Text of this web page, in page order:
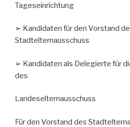
Tageseinrichtung
➢ Kandidaten für den Vorstand
Stadtelternausschuss
➢ Kandidaten als Delegierte für
des
Landeselternausschuss
Für den Vorstand des